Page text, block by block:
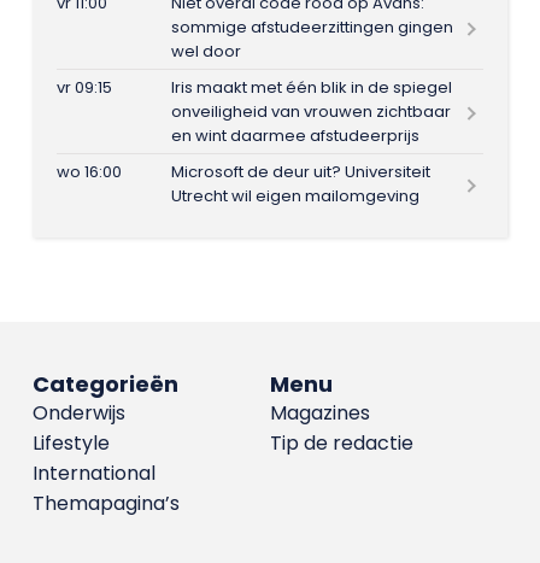
sommige afstudeerzittingen gingen
wel door
vr 09:15
Iris maakt met één blik in de spiegel
onveiligheid van vrouwen zichtbaar
en wint daarmee afstudeerprijs
wo 16:00
Microsoft de deur uit? Universiteit
Utrecht wil eigen mailomgeving
Menu
Magazines
Tip de redactie
Categorieën
Onderwijs
Lifestyle
International
Themapagina’s